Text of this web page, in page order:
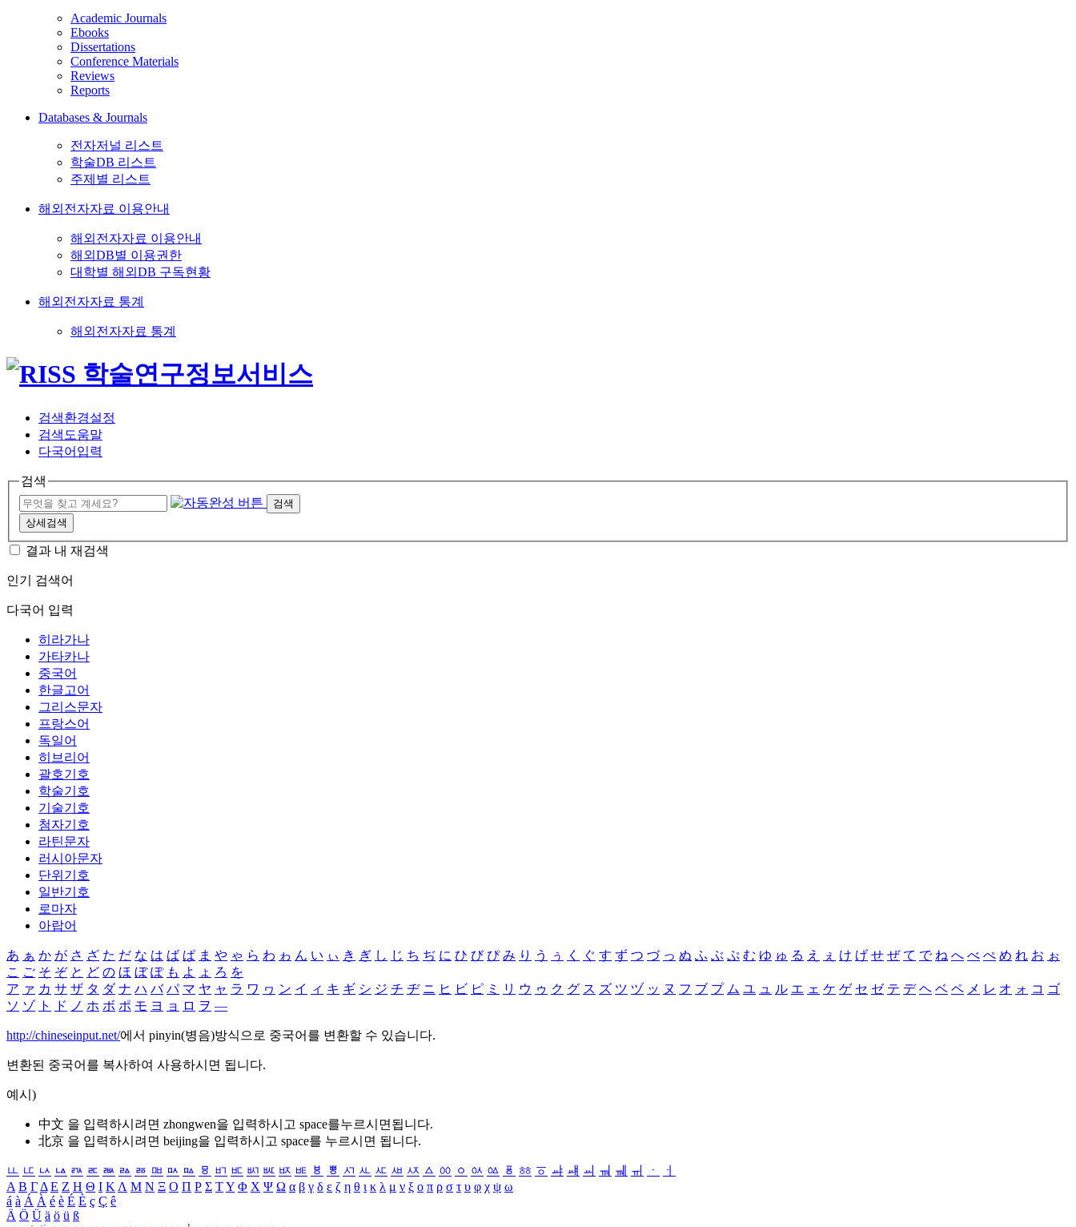
Academic Journals
Ebooks
Dissertations
Conference Materials
Reviews
Reports
Databases & Journals
전자저널 리스트
학술DB 리스트
주제별 리스트
해외전자자료 이용안내
해외전자자료 이용안내
해외DB별 이용권한
대학별 해외DB 구독현황
해외전자자료 통계
해외전자자료 통계
검색환경설정
검색도움말
다국어입력
검색
검색
상세검색
결과 내 재검색
인기 검색어
다국어 입력
히라가나
가타카나
중국어
한글고어
그리스문자
프랑스어
독일어
히브리어
괄호기호
학술기호
기술기호
첨자기호
라틴문자
러시아문자
단위기호
일반기호
로마자
아랍어
あ ぁ か が さ ざ た だ な は ば ぱ ま や ゃ ら わ ゎ ん い ぃ き ぎ し じ ち ぢ に ひ び ぴ み り う ぅ く ぐ す ず つ づ っ ぬ ふ ぶ ぷ む ゆ ゅ る え ぇ け げ せ ぜ て で ね へ べ ぺ め れ お ぉ
こ ご そ ぞ と ど の ほ ぼ ぽ も よ ょ ろ を
ア ァ カ サ ザ タ ダ ナ ハ バ パ マ ヤ ャ ラ ワ ヮ ン イ ィ キ ギ シ ジ チ ヂ ニ ヒ ビ ピ ミ リ ウ ゥ ク グ ス ズ ツ ヅ ッ ヌ フ ブ プ ム ユ ュ ル エ ェ ケ ゲ セ ゼ テ デ ヘ ベ ペ メ レ オ ォ コ ゴ
ソ ゾ ト ド ノ ホ ボ ポ モ ヨ ョ ロ ヲ ―
http://chineseinput.net/에서 pinyin(병음)방식으로 중국어를 변환할 수 있습니다.
변환된 중국어를 복사하여 사용하시면 됩니다.
예시)
中文 을 입력하시려면 zhongwen을 입력하시고 space를누르시면됩니다.
北京 을 입력하시려면 beijing을 입력하시고 space를 누르시면 됩니다.
ㅥ ㅦ ㅧ ㅨ ㅩ ㅪ ㅫ ㅬ ㅭ ㅮ ㅯ ㅰ ㅱ ㅲ ㅳ ㅴ ㅵ ㅶ ㅷ ㅸ ㅹ ㅺ ㅻ ㅼ ㅽ ㅾ ㅿ ㆀ ㆁ ㆂ ㆃ ㆄ ㆅ ㆆ ㆇ ㆈ ㆉ ㆊ ㆋ ㆌ ㆍ
ㆎ
Α Β ΓΔ Ε Ζ Η Θ Ι ΚΛ Μ Ν Ξ Ο Π Ρ Σ ΤΥ Φ Χ Ψ Ω α β γ δ ε ζ η θ ι κ λ μ ν ξ ο π ρ σ τ υ φ χ ψ ω
á à Á À é è É È ç Ç ê
Ä Ö Ü ä ö ü ß